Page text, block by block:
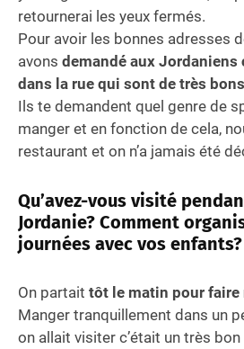
retournerai les yeux fermés.
Pour avoir les bonnes adresses
avons demandé aux Jordaniens
dans la rue qui sont de très
Ils te demandent quel genre de
manger et en fonction de cela,
restaurant et on n’a jamais été
Qu’avez-vous visité
Jordanie? Comment
journées avec vos enfants?
On partait tôt le matin pour faire
Manger tranquillement dans un
on allait visiter c’était un très